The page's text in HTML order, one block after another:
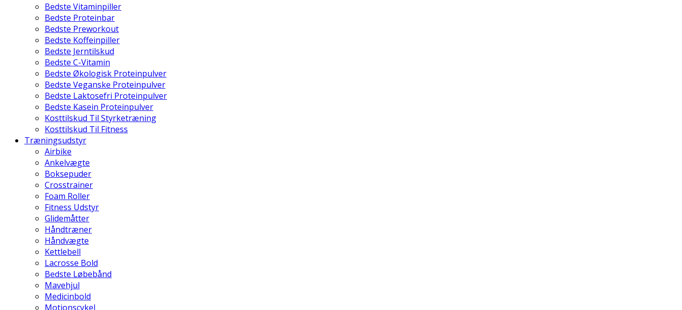
Bedste Vitaminpiller
Bedste Proteinbar
Bedste Preworkout
Bedste Koffeinpiller
Bedste Jerntilskud
Bedste C-Vitamin
Bedste Økologisk Proteinpulver
Bedste Veganske Proteinpulver
Bedste Laktosefri Proteinpulver
Bedste Kasein Proteinpulver
Kosttilskud Til Styrketræning
Kosttilskud Til Fitness
Træningsudstyr
Airbike
Ankelvægte
Boksepuder
Crosstrainer
Foam Roller
Fitness Udstyr
Glidemåtter
Håndtræner
Håndvægte
Kettlebell
Lacrosse Bold
Bedste Løbebånd
Mavehjul
Medicinbold
Motionscykel